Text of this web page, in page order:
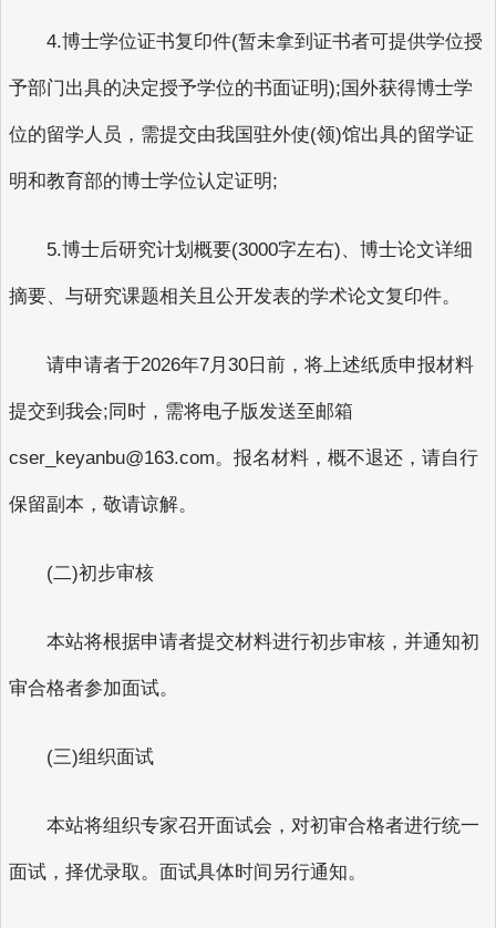
4.博士学位证书复印件(暂未拿到证书者可提供学位授
予部门出具的决定授予学位的书面证明);国外获得博士学
位的留学人员，需提交由我国驻外使(领)馆出具的留学证
明和教育部的博士学位认定证明;
5.博士后研究计划概要(3000字左右)、博士论文详细
摘要、与研究课题相关且公开发表的学术论文复印件。
请申请者于2026年7月30日前，将上述纸质申报材料
提交到我会;同时，需将电子版发送至邮箱
cser_keyanbu@163.com。报名材料，概不退还，请自行
保留副本，敬请谅解。
(二)初步审核
本站将根据申请者提交材料进行初步审核，并通知初
审合格者参加面试。
(三)组织面试
本站将组织专家召开面试会，对初审合格者进行统一
面试，择优录取。面试具体时间另行通知。